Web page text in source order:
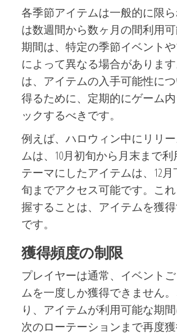
各季節アイテムは一般的に限
は数週間から数ヶ月の間利用
期間は、特定の季節イベント
によって異なる場合がありま
は、アイテムの入手可能性に
得るために、定期的にゲーム
ックするべきです。
例えば、ハロウィン中にリリ
ムは、10月初旬から月末まで
テーマにしたアイテムは、12
旬までアクセス可能です。こ
握することは、アイテムを獲
です。
獲得頻度の制限
プレイヤーは通常、イベント
ムを一度しか獲得できません
り、アイテムが利用可能な期間
次のローテーションまで再度